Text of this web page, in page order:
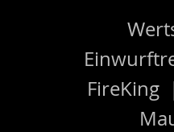
FireKing